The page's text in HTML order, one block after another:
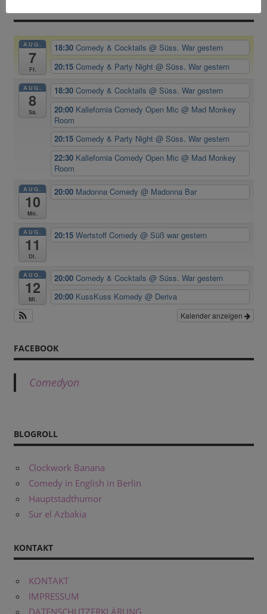
AUG.
7
Fr.
18:30Comedy & Cocktails@ Süss. War gestern
20:15Comedy & Party Night@ Süss. War gestern
AUG.
8
Sa.
18:30Comedy & Cocktails@ Süss. War gestern
20:00 Kallefornia Comedy Open Mic@ Mad Monkey
Room
20:15Comedy & Party Night@ Süss. War gestern
22:30 Kallefornia Comedy Open Mic@ Mad Monkey
Room
AUG.
10
Mo.
20:00 Madonna Comedy@ Madonna Bar
AUG.
11
Di.
20:15Wertstoff Comedy@ Süß war gestern
AUG.
12
Mi.
20:00Comedy & Cocktails@ Süss. War gestern
20:00 KussKuss Komedy@ Deriva
Kalender anzeigen
FACEBOOK
Comedyon
BLOGROLL
Clockwork Banana
Comedy in English in Berlin
Hauptstadthumor
Sur el Azbakia
KONTAKT
KONTAKT
IMPRESSUM